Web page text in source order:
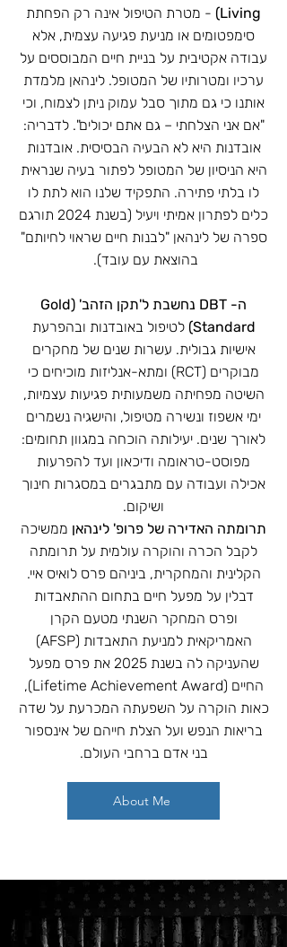
Living) - מטרת הטיפול אינה רק הפחתת
סימפטומים או מניעת פגיעה עצמית, אלא
עבודה אקטיבית על בניית חיים המבוססים על
ערכיו ומטרותיו של המטופל. לינהאן מלמדת
אותנו כי גם מתוך סבל עמוק ניתן לצמוח, וכי
"אם אני הצלחתי – גם אתם יכולים". לדבריה:
אובדנות היא לא הבעיה הבסיסית. אובדנות
היא הניסיון של המטופל לפתור בעיה שנראית
לו בלתי פתירה. התפקיד שלנו הוא לתת לו
כלים לפתרון אמיתי ויעיל (בשנת 2024 תורגם
ספרה של לינהאן "לבנות חיים שראוי לחיותם"
בהוצאת עם עובד).
ה- DBT נחשבת ל'תקן הזהב' (Gold
Standard) לטיפול באובדנות ובהפרעת
אישיות גבולית. עשרות שנים של מחקרים
מבוקרים (RCT) ומתא-אנליזות מוכיחים כי
השיטה מפחיתה משמעותית פגיעות עצמיות,
ימי אשפוז ונשירה מטיפול, והישגיה נשמרים
לאורך שנים. יעילותה הוכחה במגוון תחומים:
מפוסט-טראומה ודיכאון ועד להפרעות
אכילה ועבודה עם מתבגרים במסגרות חינוך
ושיקום.
תרומתה האדירה של פרופ' לינהאן ממשיכה
לקבל הכרה והוקרה עולמית על תרומתה
הקלינית והמחקרית, ביניהם פרס לואיס איי.
דבלין על מפעל חיים בתחום ההתאבדות
ופרס המחקר השנתי מטעם הקרן
האמריקאית למניעת התאבדות (AFSP)
שהעניקה לה בשנת 2025 את פרס מפעל
החיים (Lifetime Achievement Award),
כאות הוקרה על השפעתה המכרעת על שדה
בריאות הנפש ועל הצלת חייהם של אינספור
בני אדם ברחבי העולם.
About Me